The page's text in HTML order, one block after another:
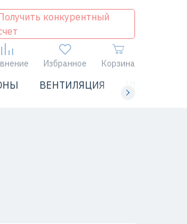
конкурентный
Избранное Корзина
ВЕНТИЛЯЦИЯ ЧИЛЛЕРЫ